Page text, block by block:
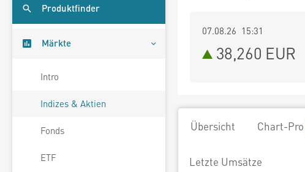
Produktfinder
Märkte
Intro
Indizes & Aktien
Fonds
ETF
07.08.26 15:31
38,260 EUR
Übersicht Chart-Pro
Letzte Umsätze